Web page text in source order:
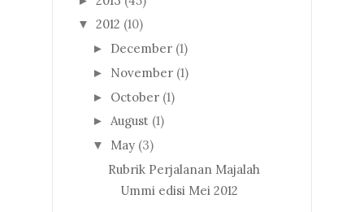
▼ 2012 (10)
► December (1)
► November (1)
► October (1)
► August (1)
▼ May (3)
Rubrik Perjalanan Majalah
Ummi edisi Mei 2012